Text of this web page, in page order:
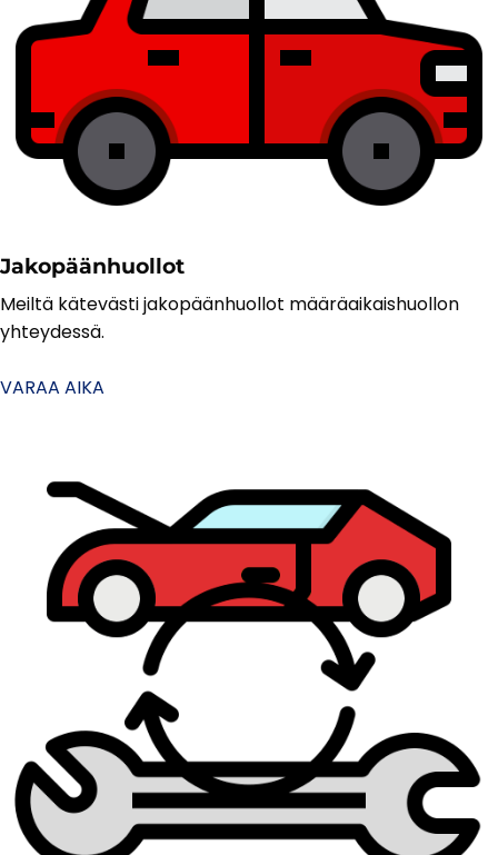
Jakopäänhuollot
Meiltä kätevästi jakopäänhuollot määräaikaishuollon
yhteydessä.
VARAA AIKA